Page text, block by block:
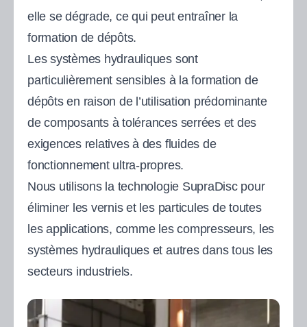
elle se dégrade, ce qui peut entraîner la
formation de dépôts.
Les systèmes hydrauliques sont
particulièrement sensibles à la formation de
dépôts en raison de l’utilisation prédominante
de composants à tolérances serrées et des
exigences relatives à des fluides de
fonctionnement ultra-propres.
Nous utilisons la technologie SupraDisc pour
éliminer les vernis et les particules de toutes
les applications, comme les compresseurs, les
systèmes hydrauliques et autres dans tous les
secteurs industriels.